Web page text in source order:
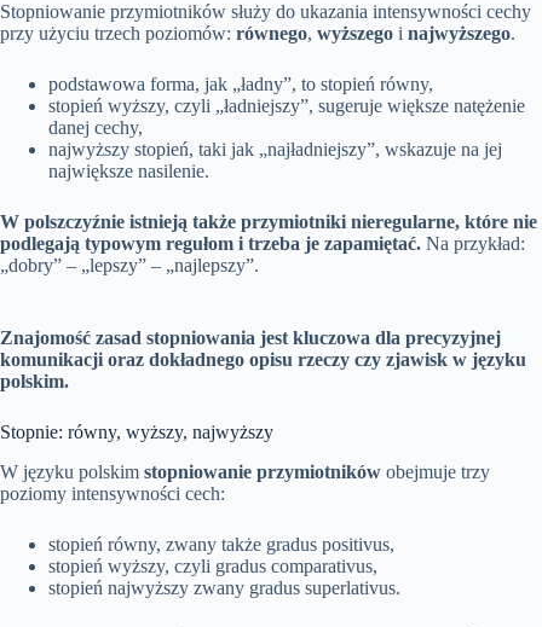
Stopniowanie przymiotników służy do ukazania intensywności cechy
przy użyciu trzech poziomów: równego, wyższego i najwyższego.
podstawowa forma, jak „ładny”, to stopień równy,
stopień wyższy, czyli „ładniejszy”, sugeruje większe natężenie
danej cechy,
najwyższy stopień, taki jak „najładniejszy”, wskazuje na jej
największe nasilenie.
W polszczyźnie istnieją także przymiotniki nieregularne, które nie
podlegają typowym regułom i trzeba je zapamiętać. Na przykład:
„dobry” – „lepszy” – „najlepszy”.
Znajomość zasad stopniowania jest kluczowa dla precyzyjnej
komunikacji oraz dokładnego opisu rzeczy czy zjawisk w języku
polskim.
Stopnie: równy, wyższy, najwyższy
W języku polskim stopniowanie przymiotników obejmuje trzy
poziomy intensywności cech:
stopień równy, zwany także gradus positivus,
stopień wyższy, czyli gradus comparativus,
stopień najwyższy zwany gradus superlativus.